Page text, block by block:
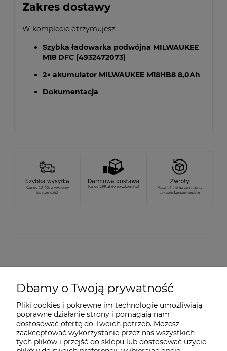
Zakres dostawy
W komplecie otrzymujesz:
Szybka ładowarka podwójna MILWAUKEE
M18 DFC (4932472073)
2× akumulator MILWAUKEE M18HB8 8,0Ah
Dokumentacja
O nas
Dostawa i płatności
Pomoc
Dbamy o Twoją prywatność
Pliki cookies i pokrewne im technologie umożliwiają
poprawne działanie strony i pomagają nam
dostosować ofertę do Twoich potrzeb. Możesz
zaakceptować wykorzystanie przez nas wszystkich
tych plików i przejść do sklepu lub dostosować użycie